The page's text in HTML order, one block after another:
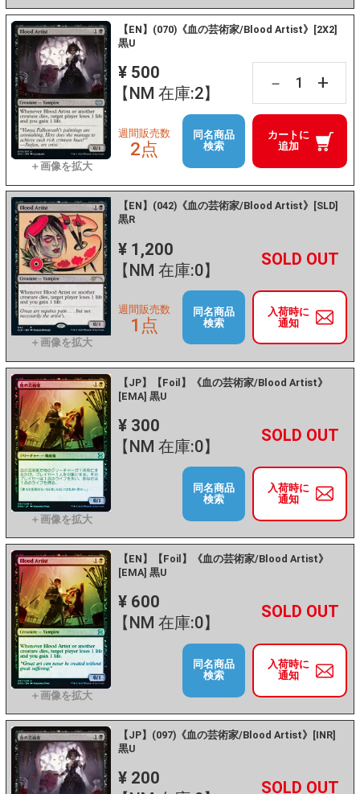
【EN】(070)《血の芸術家/Blood Artist》[2X2]
黒U
¥ 500
【NM 在庫:2】
－ +
カートに
追加
週間販売数
2点
同名商品
検索
【EN】(042)《血の芸術家/Blood Artist》[SLD]
黒R
¥ 1,200
【NM 在庫:0】
－ +
入荷時に
通知
週間販売数
1点
同名商品
検索
【JP】【Foil】《血の芸術家/Blood Artist》
[EMA] 黒U
¥ 300
【NM 在庫:0】
－ +
入荷時に
通知
同名商品
検索
【EN】【Foil】《血の芸術家/Blood Artist》
[EMA] 黒U
¥ 600
【NM 在庫:0】
－ +
入荷時に
通知
同名商品
検索
【JP】(097)《血の芸術家/Blood Artist》[INR]
黒U
¥ 200
－ +